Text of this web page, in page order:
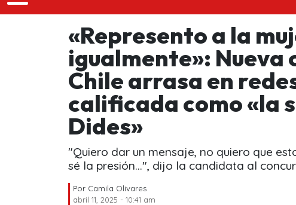
«Represento a la
igualmente»: Nueva
Chile arrasa en
calificada como «la
Dides»
"Quiero dar un mensaje, no quiero que
sé la presión...", dijo la candidata al
Por Camila Olivares
abril 11, 2025 - 10:41 am